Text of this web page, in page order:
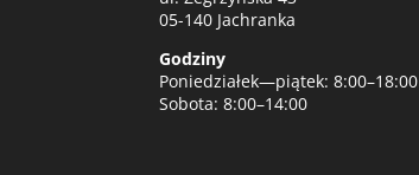
05-140 Jachranka
Godziny
Poniedziałek—piątek: 8:00–18:00
Sobota: 8:00–14:00